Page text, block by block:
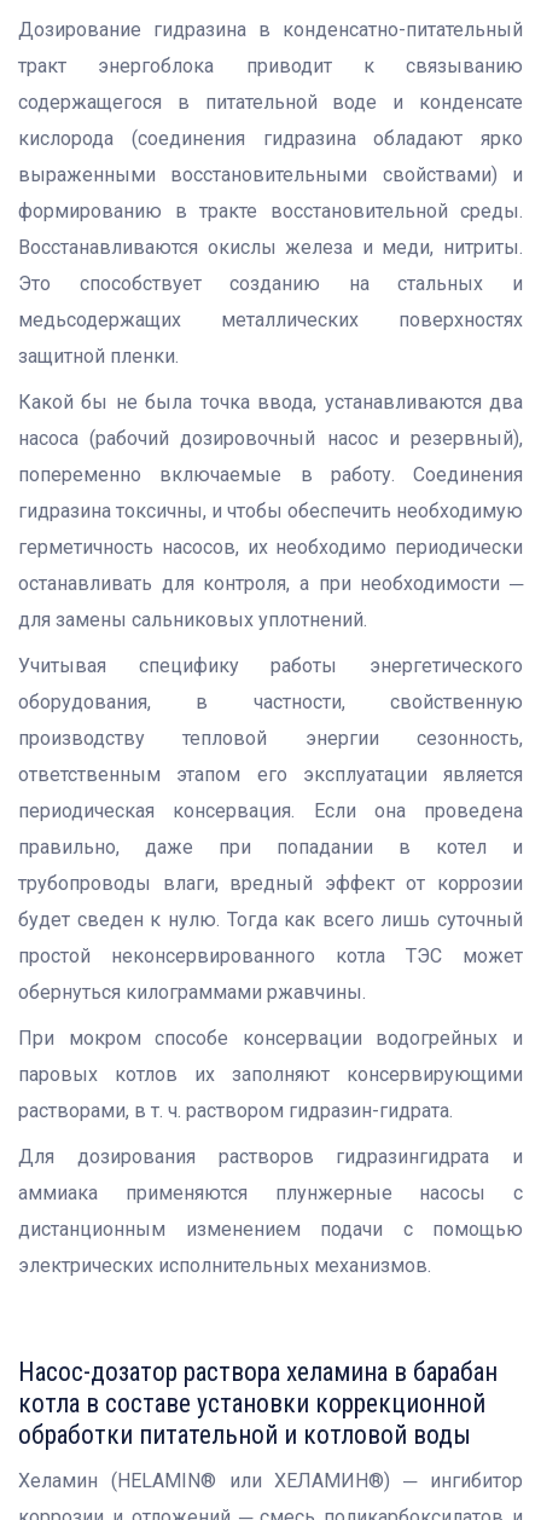
Дозирование гидразина в конденсатно-питательный
тракт энергоблока приводит к связыванию
содержащегося в питательной воде и конденсате
кислорода (соединения гидразина обладают ярко
выраженными восстановительными свойствами) и
формированию в тракте восстановительной среды.
Восстанавливаются окислы железа и меди, нитриты.
Это способствует созданию на стальных и
медьсодержащих металлических поверхностях
защитной пленки.
Какой бы не была точка ввода, устанавливаются два
насоса (рабочий дозировочный насос и резервный),
попеременно включаемые в работу. Соединения
гидразина токсичны, и чтобы обеспечить необходимую
герметичность насосов, их необходимо периодически
останавливать для контроля, а при необходимости ─
для замены сальниковых уплотнений.
Учитывая специфику работы энергетического
оборудования, в частности, свойственную
производству тепловой энергии сезонность,
ответственным этапом его эксплуатации является
периодическая консервация. Если она проведена
правильно, даже при попадании в котел и
трубопроводы влаги, вредный эффект от коррозии
будет сведен к нулю. Тогда как всего лишь суточный
простой неконсервированного котла ТЭС может
обернуться килограммами ржавчины.
При мокром способе консервации водогрейных и
паровых котлов их заполняют консервирующими
растворами, в т. ч. раствором гидразин-гидрата.
Для дозирования растворов гидразингидрата и
аммиака применяются плунжерные насосы с
дистанционным изменением подачи с помощью
электрических исполнительных механизмов.
Насос-дозатор раствора хеламина в барабан
котла в составе установки коррекционной
обработки питательной и котловой воды
Хеламин (HELAMIN® или ХЕЛАМИН®) ─ ингибитор